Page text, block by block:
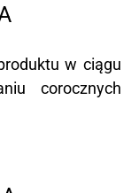
w ciągu
corocznych